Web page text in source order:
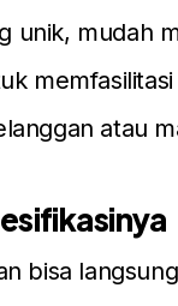
unik, mudah
atau
bisa